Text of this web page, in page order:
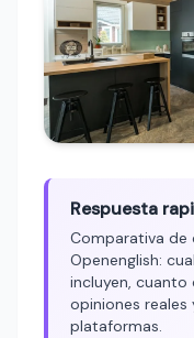
Respuesta
Comparativa de
Openenglish:
incluyen, cuanto
opiniones
plataformas.